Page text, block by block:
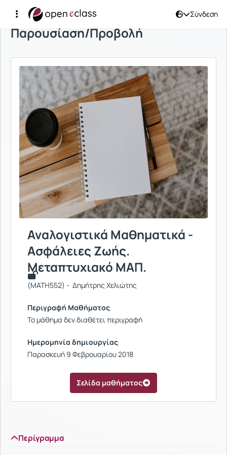
Σύνδεση
Παρουσίαση/Προβολή
Αναλογιστικά Μαθηματικά -
Ασφάλειες Ζωής.
Μεταπτυχιακό ΜΑΠ.
(MATH552) - Δημήτρης Χελιώτης
Περιγραφή Μαθήματος
Το μάθημα δεν διαθέτει περιγραφή
Ημερομηνία δημιουργίας
Παρασκευή 9 Φεβρουαρίου 2018
Σελίδα μαθήματος
Περίγραμμα